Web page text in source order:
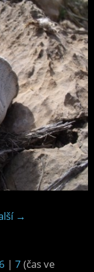
→
6 | 7 (čas ve